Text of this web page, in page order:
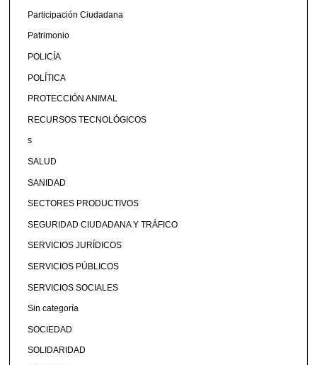
Participación Ciudadana
Patrimonio
POLICÍA
POLÍTICA
PROTECCIÓN ANIMAL
RECURSOS TECNOLÓGICOS
s
SALUD
SANIDAD
SECTORES PRODUCTIVOS
SEGURIDAD CIUDADANA Y TRÁFICO
SERVICIOS JURÍDICOS
SERVICIOS PÚBLICOS
SERVICIOS SOCIALES
Sin categoría
SOCIEDAD
SOLIDARIDAD